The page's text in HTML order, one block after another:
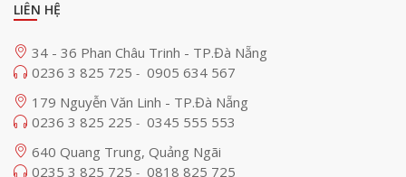
LIÊN HỆ
34 - 36 Phan Châu Trinh - TP.Đà Nẵng
0236 3 825 725 - 0905 634 567
179 Nguyễn Văn Linh - TP.Đà Nẵng
0236 3 825 225 - 0345 555 553
640 Quang Trung, Quảng Ngãi
0235 3 825 725 - 0818 825 725